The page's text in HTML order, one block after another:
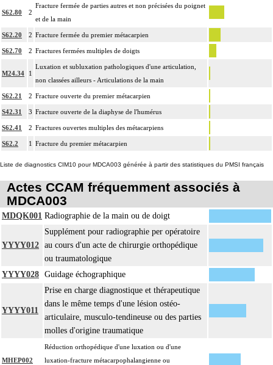
de butoir osseux.
13
ou plastie, la stabilisation de l'articulation [arthrorise] par matériel et/ou
contention par appareillage rigide externe.
13
L'évacuation de collection articulaire inclut le lavage de l'articulation, avec ou
sans drainage.
La reconstruction osseuse ou articulaire par greffe, transplant ou matériau inerte
non prothétique inclut l'ostéosynthèse.
13
La réduction d'une luxation, par abord direct inclut la réparation de l'appareil
capsuloligamentaire de l'articulation par suture ou plastie, la stabilisation de
externe.
13 L'ostéotomie inclut l'ostéosynthèse et/ou la contention par appareillage externe.
13
L'ostéosynthèse d'une fracture inclut sa réduction simultanée et sa contention
par appareillage externe.
13
La réduction orthopédique extemporanée d'une luxation inclut la contention
par confection d'un appareillage rigide externe, ou la stabilisation interne
[arthrorise] temporaire.
La réduction orthopédique extemporanée d'une fracture inclut la contention par
Comprend : réduction orthopédique itérative de fracture, avec gypsotomie de
Tout acte thérapeutique, par arthroscopie inclut le nettoyage de l'articulation
Toute arthrotomie inclut l'arthroscopie peropératoire éventuelle.
S62.80 2
Fracture fermée de parties autres et non précisées du poignet
et de la main
S62.20 2 Fracture fermée du premier métacarpien
S62.70 2 Fractures fermées multiples de doigts
M24.34 1
Luxation et subluxation pathologiques d'une articulation,
non classées ailleurs - Articulations de la main
S62.21 2 Fracture ouverte du premier métacarpien
S42.31 3 Fracture ouverte de la diaphyse de l'humérus
S62.41 2 Fractures ouvertes multiples des métacarpiens
S62.2 1 Fracture du premier métacarpien
Liste de diagnostics CIM10 pour MDCA003 générée à partir des statistiques du PMSI français
Actes CCAM fréquemment associés à
MDCA003
MDQK001 Radiographie de la main ou de doigt
YYYY012
Supplément pour radiographie per opératoire
au cours d'un acte de chirurgie orthopédique
ou traumatologique
YYYY028 Guidage échographique
YYYY011
Prise en charge diagnostique et thérapeutique
dans le même temps d'une lésion ostéo-
articulaire, musculo-tendineuse ou des parties
molles d'origine traumatique
MHEP002
Réduction orthopédique d'une luxation ou d'une
luxation-fracture métacarpophalangienne ou